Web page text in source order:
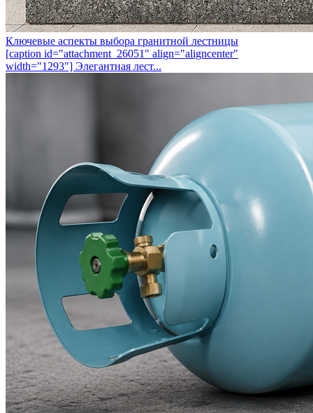
Ключевые аспекты выбора гранитной лестницы
[caption id="attachment_26051" align="aligncenter"
width="1293"] Элегантная лест...